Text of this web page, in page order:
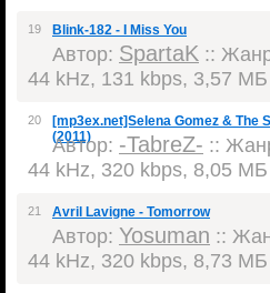
19 Blink-182 - I Miss You
Автор: SpartaK ::
44 kHz, 131 kbps, 3,57 МБ
20
[mp3ex.net]Selena Gomez & The
(2011)
Автор: -TabreZ- ::
44 kHz, 320 kbps, 8,05 МБ
21 Avril Lavigne - Tomorrow
Автор: Yosuman ::
44 kHz, 320 kbps, 8,73 МБ